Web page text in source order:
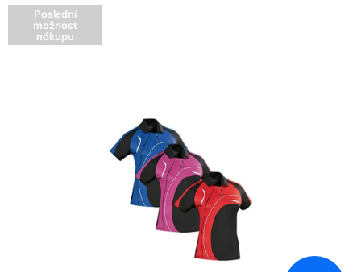
Poslední
možnost
nákupu